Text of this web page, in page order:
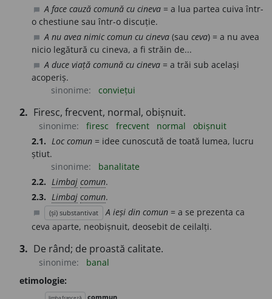
A face cauză comună cu cineva = a lua partea cuiva într-
o chestiune sau într-o discuție.
A nu avea nimic comun cu cineva (sauceva) = a nu avea
nicio legătură cu cineva, a fi străin de...
A duce viață comună cu cineva = a trăi sub același
acoperiș.
sinonime:
conviețui
2. Firesc, frecvent, normal, obișnuit.
sinonime: firesc frecvent normal
obișnuit
2.1. Loc comun = idee cunoscută de toată lumea, lucru
știut.
sinonime:
banalitate
2.2. Limbaj comun.
2.3. Limbaj comun.
(și) substantivat A ieși din comun = a se prezenta ca
ceva aparte, neobișnuit, deosebit de ceilalți.
3. De rând; de proastă calitate.
sinonime:
banal
etimologie:
limba franceză commun